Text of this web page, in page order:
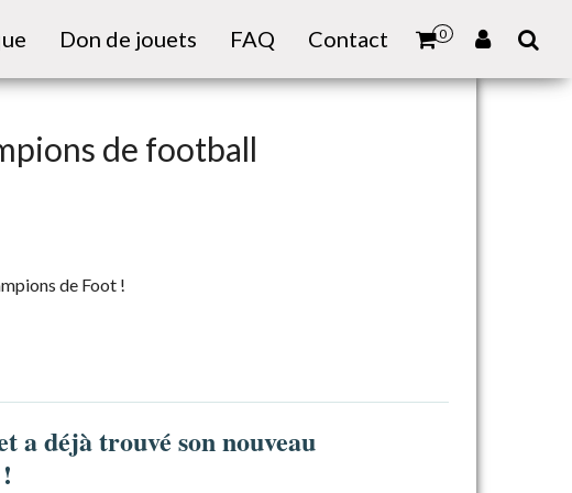
0
Don de jouets FAQ Contact
de football
de Foot !
a déjà trouvé son nouveau